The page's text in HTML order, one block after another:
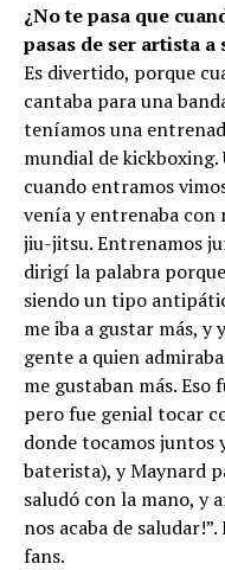
¿No te pasa que
pasas de ser artista a
Es divertido, porque
cantaba para una
teníamos una
mundial de
cuando entramos
venía y entrenaba con
jiu-jitsu. Entrenamos
dirigí la palabra
siendo un tipo
me iba a gustar más, y
gente a quien
me gustaban más. Eso
pero fue genial tocar
donde tocamos juntos
baterista), y Maynard
saludó con la mano, y
nos acaba de
fans.